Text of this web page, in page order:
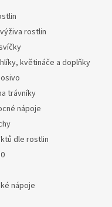
rostlin
květináče a doplňky
trávníky
nápoje
dle rostlin
nápoje